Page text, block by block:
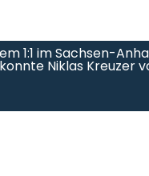
1:1 im Sachsen-
Niklas Kreuzer